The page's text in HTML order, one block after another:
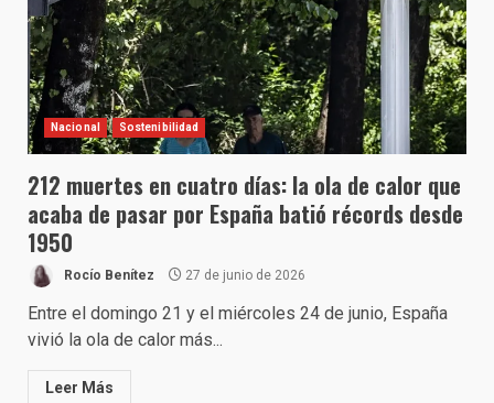
Nacional Sostenibilidad
212 muertes en cuatro días: la ola de calor que
acaba de pasar por España batió récords desde
1950
Rocío Benítez 27 de junio de 2026
Entre el domingo 21 y el miércoles 24 de junio, España
vivió la ola de calor más...
Leer Más